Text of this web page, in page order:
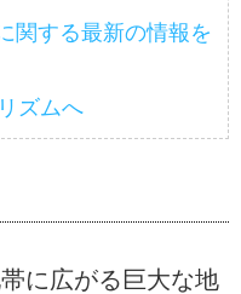
関する最新の情報を
ズムへ
に広がる巨大な地